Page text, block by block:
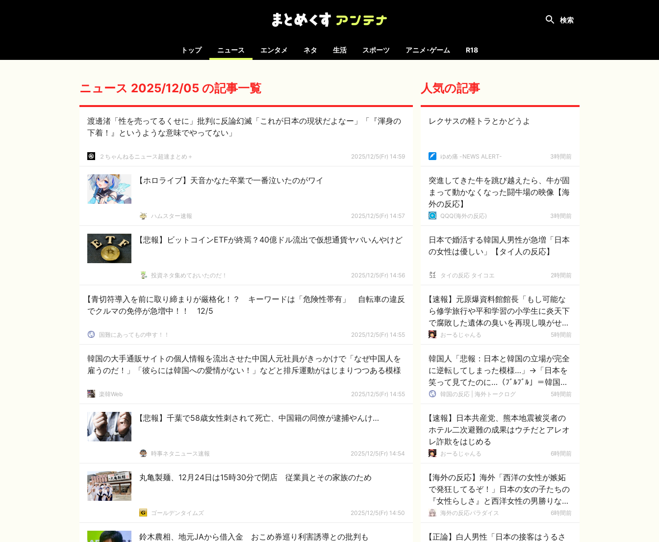
トップ ニュース エンタメ ネタ 生活 スポーツ アニメ･ゲーム R18
ニュース 2025/12/05 の記事一覧
渡邊渚「性を売ってるくせに」批判に反論幻滅「これが日本の現状だよなー」「『渾身の
下着！』というような意味でやってない」
２ちゃんねるニュース超速まとめ＋ 2025/12/5(Fr) 14:59
【ホロライブ】天音かなた卒業で一番泣いたのがワイ
ハムスター速報 2025/12/5(Fr) 14:57
【悲報】ビットコインETFが終焉？40億ドル流出で仮想通貨ヤバいんやけど
投資ネタ集めておいたのだ！ 2025/12/5(Fr) 14:56
【青切符導入を前に取り締まりが厳格化！？ キーワードは「危険性帯有」 自転車の違反
でクルマの免停が急増中！！ 12/5
国難にあってもの申す！！ 2025/12/5(Fr) 14:55
韓国の大手通販サイトの個人情報を流出させた中国人元社員がきっかけで「なぜ中国人を
雇うのだ！」「彼らには韓国への愛情がない！」などと排斥運動がはじまりつつある模様
楽韓Web 2025/12/5(Fr) 14:55
【悲報】千葉で58歳女性刺されて死亡、中国籍の同僚が逮捕やんけ…
時事ネタニュース速報 2025/12/5(Fr) 14:54
丸亀製麺、12月24日は15時30分で閉店 従業員とその家族のため
ゴールデンタイムズ 2025/12/5(Fr) 14:50
鈴木農相、地元JAから借入金 おこめ券巡り利害誘導との批判も
人気の記事
レクサスの軽トラとかどうよ
ゆめ痛 -NEWS ALERT- 3時間前
突進してきた牛を跳び越えたら、牛が固
まって動かなくなった闘牛場の映像【海
外の反応】
QQQ(海外の反応) 3時間前
日本で婚活する韓国人男性が急増「日本
の女性は優しい」【タイ人の反応】
タイの反応 タイコエ 2時間前
【速報】元原爆資料館館長「もし可能な
ら修学旅行や平和学習の小学生に炎天下
で腐敗した遺体の臭いを再現し嗅がせた
い」おーるじゃんる 5時間前
韓国人「悲報：日本と韓国の立場が完全
に逆転してしまった模様…」→「日本を
笑って見てたのに…（ﾌﾞﾙﾌﾞﾙ」＝韓国の
反応韓国の反応 | 海外トークログ 5時間前
【速報】日本共産党、熊本地震被災者の
ホテル二次避難の成果はウチだとアレオ
レ詐欺をはじめる
おーるじゃんる 6時間前
【海外の反応】海外「西洋の女性が嫉妬
で発狂してるぞ！」日本の女の子たちの
『女性らしさ』と西洋女性の男勝りな態
度の圧倒的な差に外国人が大盛り上が
海外の反応パラダイス 6時間前
【正論】白人男性「日本の接客はうるさ